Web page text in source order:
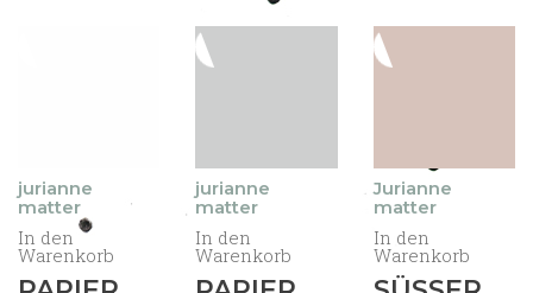
jurianne
matter
In den
Warenkorb
jurianne
matter
In den
Warenkorb
Jurianne
matter
In den
Warenkorb